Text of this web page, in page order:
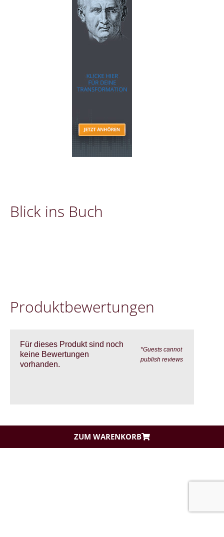
ZUM WARENKORB
Blick ins Buch
Pro­dukt­be­wer­tung­en
Für dieses Produkt sind noch
keine Bewertungen
vorhanden.
*Guests cannot
publish reviews